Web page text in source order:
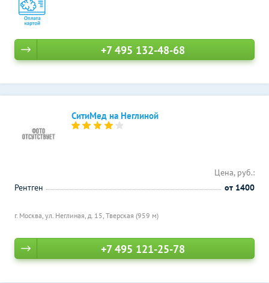
+7 495 132-48-68
СитиМед на Неглиной
г. Москва, ул. Неглиная, д. 15, Тверская (959 м)
Цена, руб.:
Рентген
от 1400
+7 495 121-25-78